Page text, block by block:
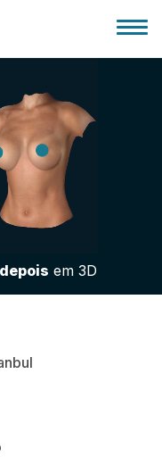
depois em 3D